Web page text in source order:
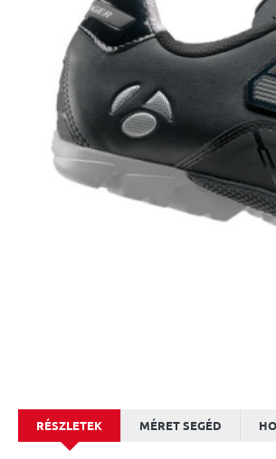
RÉSZLETEK MÉRET SEGÉD